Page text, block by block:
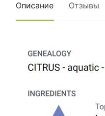
Описание Отзывы